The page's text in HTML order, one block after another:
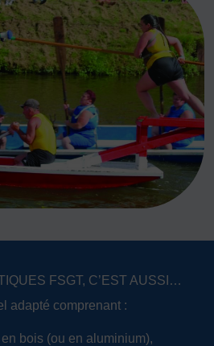
UNE ACTIVITÉ SPORTIVE
et de santé
et d’expression
des 0 – 3 ans
hors stade Autres
Echecs Football
Judo
l’eau Montagne-Escalade
FSGT, C’EST AUSSI…
adapté comprenant :
bois (ou en aluminium),